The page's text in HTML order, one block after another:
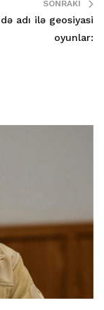
SONRAKI
adı ilə geosiyasi
oyunlar: